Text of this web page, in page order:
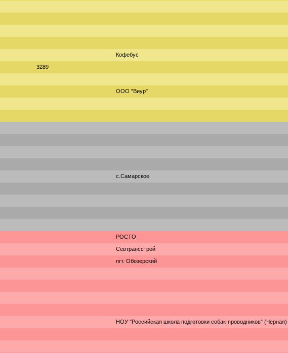
Кофебус
3289
ООО "Виур"
с.Самарское
РОСТО
Севтрансстрой
пгт. Обозерский
НОУ "Российская школа подготовки собак-проводников" (Черная)